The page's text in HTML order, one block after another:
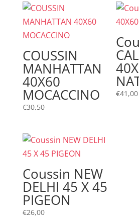
COUSSIN
MANHATTAN
40X60
MOCACCINO
€30,50
€41,00
Coussin NEW
DELHI 45 X 45
PIGEON
€26,00